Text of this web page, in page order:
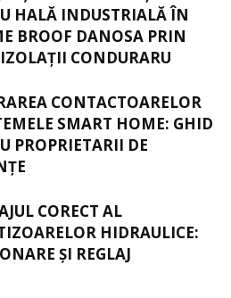
HALĂ INDUSTRIALĂ ÎN
BROOF DANOSA PRIN
CONDURARU
CONTACTOARELOR
SMART HOME: GHID
PROPRIETARII DE
CORECT AL
HIDRAULICE:
ȘI REGLAJ